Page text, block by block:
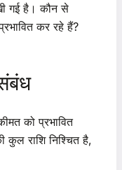
गई है। कौन से
कर रहे हैं?
को प्रभावित
राशि निश्चित है,